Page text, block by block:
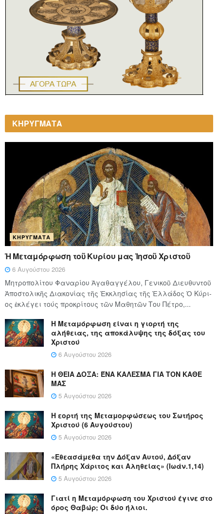
ΚΗΡΥΓΜΑΤΑ
ΚΗΡΎΓΜΑΤΑ
Ἡ Μεταμόρφωση τοῦ Κυρίου μας Ἰησοῦ Χριστοῦ
6 Αυγούστου 2026
Μητροπολίτου Φαναρίου Ἀγαθαγγέλου, Γενικοῦ Διευθυντοῦ
Ἀποστολικῆς Διακονίας τῆς Ἐκκλησίας τῆς Ἑλλάδος Ὁ Κύ­ρι­
ος ἐκλέγει τούς προ­κρί­τους τῶν Μα­θη­τῶν Του Πέ­τρο,...
Η Μεταμόρφωση είναι η γιορτή της
αλήθειας, της αποκάλυψης της δόξας του
Χριστού
6 Αυγούστου 2026
Η ΘΕΙΑ ΔΟΞΑ: ΈΝΑ ΚΑΛΕΣΜΑ ΓΙΑ ΤΟΝ ΚΑΘΕ
ΜΑΣ
5 Αυγούστου 2026
Η εορτή της Μεταμορφώσεως του Σωτήρος
Χριστού (6 Αυγούστου)
5 Αυγούστου 2026
«Εθεασάμεθα την Δόξαν Αυτού, Δόξαν
Πλήρης Χάριτος και Αληθείας» (Ιωάν.1,14)
5 Αυγούστου 2026
Γιατί η Μεταμόρφωση του Χριστού έγινε στο
όρος Θαβώρ; Οι δύο ήλιοι.